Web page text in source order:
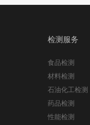
检测服务
食品检测
材料检测
石油化工检测
药品检测
性能检测